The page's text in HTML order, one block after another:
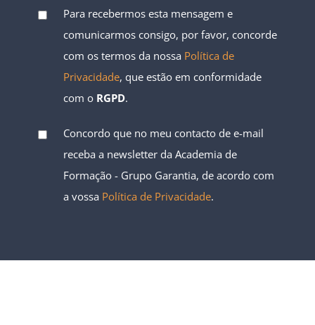
Para recebermos esta mensagem e
comunicarmos consigo, por favor, concorde
com os termos da nossa Política de
Privacidade, que estão em conformidade
com o RGPD.
Concordo que no meu contacto de e-mail
receba a newsletter da Academia de
Formação - Grupo Garantia, de acordo com
a vossa Política de Privacidade.